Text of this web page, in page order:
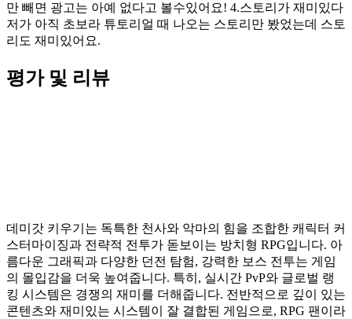
만 빼면 광고는 아예 없다고 볼수있어요! 4.스토리가 재미있다
저가 아직 초보라 튜토리얼 때 나오는 스토리만 봤었는데 스토
리도 재미있어요.
평가 및 리뷰
데미갓 키우기는 독특한 천사와 악마의 힘을 조합한 캐릭터 커
스터마이징과 전략적 전투가 돋보이는 방치형 RPG입니다. 아
름다운 그래픽과 다양한 던전 탐험, 강력한 보스 전투는 게임
의 몰입감을 더욱 높여줍니다. 특히, 실시간 PvP와 글로벌 랭
킹 시스템은 경쟁의 재미를 더해줍니다. 전반적으로 깊이 있는
콘텐츠와 재미있는 시스템이 잘 결합된 게임으로, RPG 팬이라